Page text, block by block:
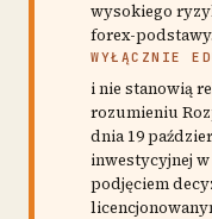
wysokiego
forex-
WYŁĄCZNIE
i nie stanowią
rozumieniu
dnia 19
inwestycyjnej
podjęciem